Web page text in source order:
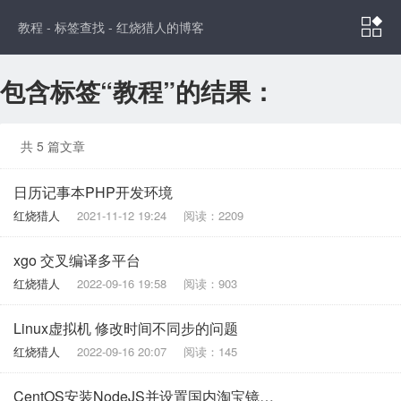
教程 - 标签查找 - 红烧猎人的博客 
包含标签“教程”的结果：
共 5 篇文章
日历记事本PHP开发环境
红烧猎人 2021-11-12 19:24 阅读：2209
xgo 交叉编译多平台
红烧猎人 2022-09-16 19:58 阅读：903
Linux虚拟机 修改时间不同步的问题
红烧猎人 2022-09-16 20:07 阅读：145
CentOS安装NodeJS并设置国内淘宝镜像 Linux